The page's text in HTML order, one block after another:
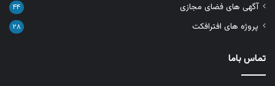
آگهی های فضای مجازی ۴۴
پروژه های افترافکت ۲۸
تماس باما